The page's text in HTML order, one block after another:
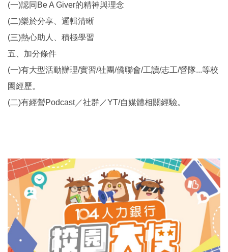
(一)認同Be A Giver的精神與理念
(二)樂於分享、邏輯清晰
(三)熱心助人、積極學習
五、加分條件
(一)有大型活動辦理/實習/社團/僑聯會/工讀/志工/營隊...等校
園經歷。
(二)有經營Podcast／社群／YT/自媒體相關經驗。